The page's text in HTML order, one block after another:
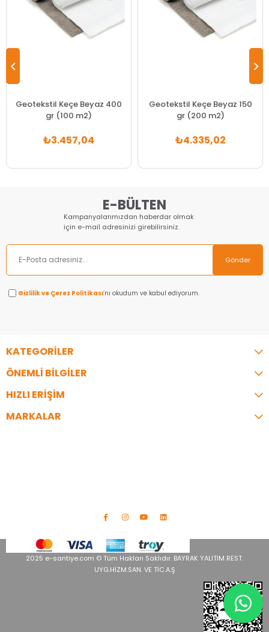
Geotekstil Keçe Beyaz 400
gr (100 m2)
₺3.457,04
Geotekstil Keçe Beyaz 150
gr (200 m2)
₺4.335,02
E-BÜLTEN
Kampanyalarımızdan haberdar olmak
için e-mail adresinizi girebilirsiniz.
Gönder
Gizlilik ve Çerez Politikası’nı okudum ve kabul ediyorum.
KATEGORİLER
ÖNEMLİ BİLGİLER
HIZLI ERİŞİM
MARKALAR
2025 e-santiye.com © Tüm Hakları Saklıdır. BAYRAK YALITIM REST.
UYG.HİZM.SAN. VE TİC.A.Ş